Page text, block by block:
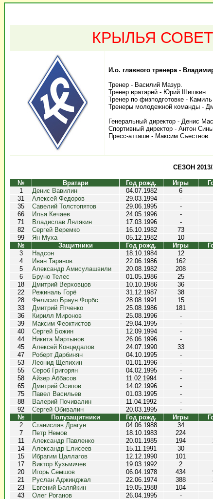
КРЫЛЬЯ
И.о. главного тренера -
Тренер - Василий Мазур.
Тренер вратарей - Юрий Шишкин.
Тренер по физподготовке -
Тренеры молодежной команды -
Генеральный директор - Денис
Спортивный директор - Антон
Пресс-атташе - Максим Съестнов.
СЕЗОН 2013/
№ Вратари Год рожд. Игры
1
Денис Вавилин 04.07.1982 6
31
Алексей Федоров 29.03.1994 -
35
Савелий Толстопятов 29.06.1995 -
66
Илья Кечаев 24.05.1996 -
71
Владислав Лялякин 17.03.1996 -
82
Сергей Веремко 16.10.1982 73
99
Ян Муха 05.12.1982 10
№
Защитники Год рожд. Игры
3
Надсон 18.10.1984 12
4
Иван Таранов 22.06.1986 162
5
Александр Амисулашвили 20.08.1982 208
6
Бруно Телес 01.05.1986 25
18
Дмитрий Верховцов 10.10.1986 36
22
Режиналь Горё 31.12.1987 38
28
Фелисио Браун Форбс 28.08.1991 15
33
Дмитрий Ятченко 25.08.1986 181
36
Кирилл Миронов 25.08.1996 -
39
Максим Феоктистов 29.04.1995 -
40
Сергей Божин 12.09.1994 -
44
Никита Мартынов 26.06.1996 -
45
Алексей Концедалов 24.07.1990 33
47
Роберт Дарбинян 04.10.1995 -
53
Леонид Щепихин 01.01.1996 -
55
Сероб Григорян 04.02.1995 -
58
Айзер Аббасов 11.02.1994 -
65
Дмитрий Осипов 14.02.1996 -
75
Павел Васильев 01.03.1995 -
88
Валерий Почивалин 11.04.1992 -
92
Сергей Обивалин 20.03.1995 -
№
Полузащитники Год рожд. Игры
2
Станислав Драгун 04.06.1988 34
7
Петр Немов 18.10.1983 224
11
Александр Павленко 20.01.1985 194
14
Александр Елисеев 15.11.1991 30
15
Ибрагим Цаллагов 12.12.1990 101
17
Виктор Кузьмичев 19.03.1992 2
20
Игорь Семшов 06.04.1978 434
21
Руслан Аджинджал 22.06.1974 388
23
Евгений Баляйкин 19.05.1988 104
43
Олег Роганов 26.04.1995 -